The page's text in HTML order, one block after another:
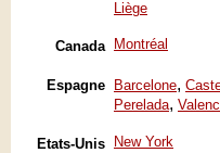
Liège
Canada Montréal
Espagne Barcelone,
Perelada,
Etats-Unis New York